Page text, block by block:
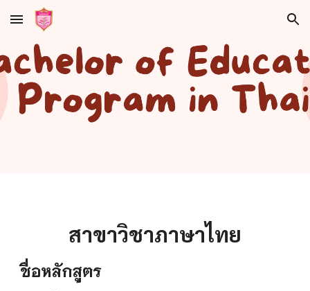
Skip to main content Skip to navigation
สาขาวิชาภาษาไทย
ชื่อหลักสูตร